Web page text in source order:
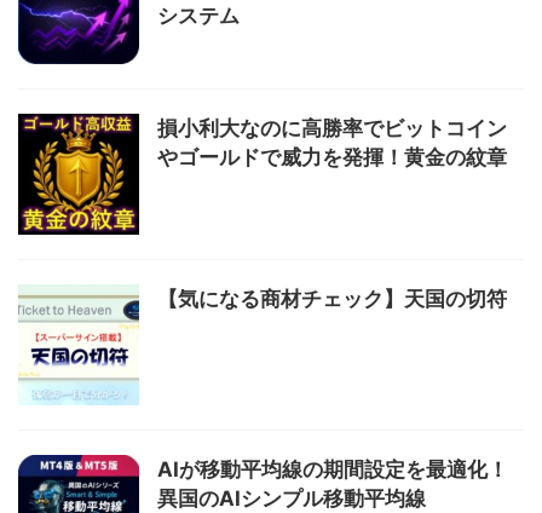
システム
損小利大なのに高勝率でビットコイン
やゴールドで威力を発揮！黄金の紋章
【気になる商材チェック】天国の切符
AIが移動平均線の期間設定を最適化！
異国のAIシンプル移動平均線